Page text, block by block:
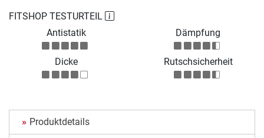
FITSHOP TESTURTEIL
Antistatik
Dämpfung
Dicke Rutschsicherheit
Produktdetails